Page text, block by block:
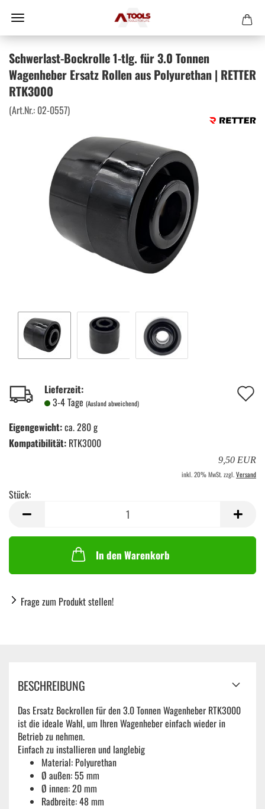
Schwerlast-Bockrolle 1-tlg. für 3.0 Tonnen
Wagenheber Ersatz Rollen aus Polyurethan | RETTER
RTK3000
(Art.Nr.: 02-0557)
Lieferzeit:
3-4 Tage (Ausland abweichend)
Eigengewicht:ca. 280 g
Kompatibilität: RTK3000
9,50 EUR
inkl. 20% MwSt. zzgl.Versand
Stück:
In den Warenkorb
Frage zum Produkt stellen!
BESCHREIBUNG
Das Ersatz Bockrollen für den 3.0 Tonnen Wagenheber RTK3000
ist die ideale Wahl, um Ihren Wagenheber einfach wieder in
Betrieb zu nehmen.
Einfach zu installieren und langlebig
Material: Polyurethan
Ø außen: 55 mm
Ø innen: 20 mm
Radbreite: 48 mm